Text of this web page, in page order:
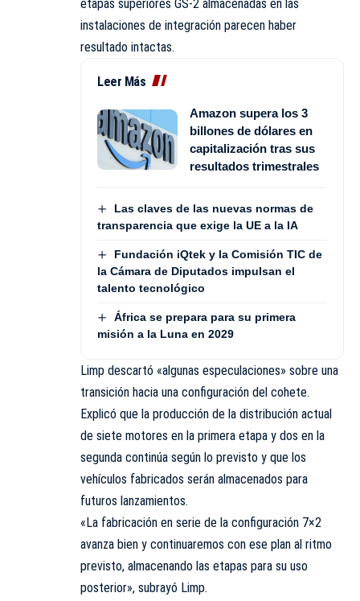
etapas superiores GS-2 almacenadas en las
instalaciones de integración parecen haber
resultado intactas.
Leer Más
Amazon supera los 3
billones de dólares en
capitalización tras sus
resultados trimestrales
Las claves de las nuevas normas de
transparencia que exige la UE a la IA
Fundación iQtek y la Comisión TIC de
la Cámara de Diputados impulsan el
talento tecnológico
África se prepara para su primera
misión a la Luna en 2029
Limp descartó «algunas especulaciones» sobre una
transición hacia una configuración del cohete.
Explicó que la producción de la distribución actual
de siete motores en la primera etapa y dos en la
segunda continúa según lo previsto y que los
vehículos fabricados serán almacenados para
futuros lanzamientos.
«La fabricación en serie de la configuración 7×2
avanza bien y continuaremos con ese plan al ritmo
previsto, almacenando las etapas para su uso
posterior», subrayó Limp.